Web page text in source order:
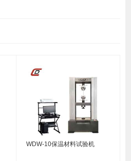
WDW-10保温材料试验机